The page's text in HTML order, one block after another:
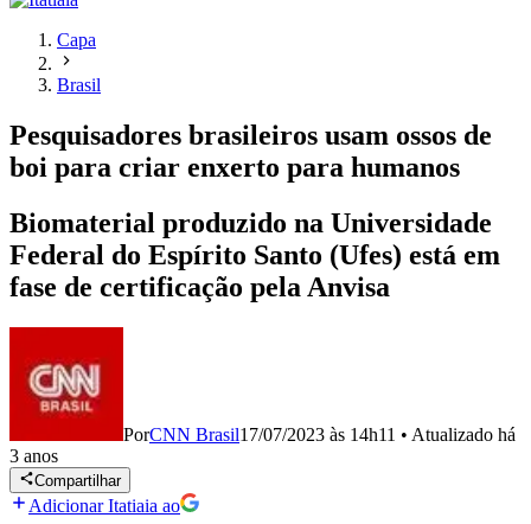
Capa
Brasil
Pesquisadores brasileiros usam ossos de
boi para criar enxerto para humanos
Biomaterial produzido na Universidade
Federal do Espírito Santo (Ufes) está em
fase de certificação pela Anvisa
PorCNN Brasil17/07/2023 às 14h11 • Atualizado há
3 anos
Compartilhar
Adicionar Itatiaia ao